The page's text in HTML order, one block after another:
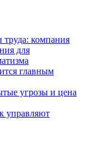
труда: компания
для
главным
угрозы и цена
управляют